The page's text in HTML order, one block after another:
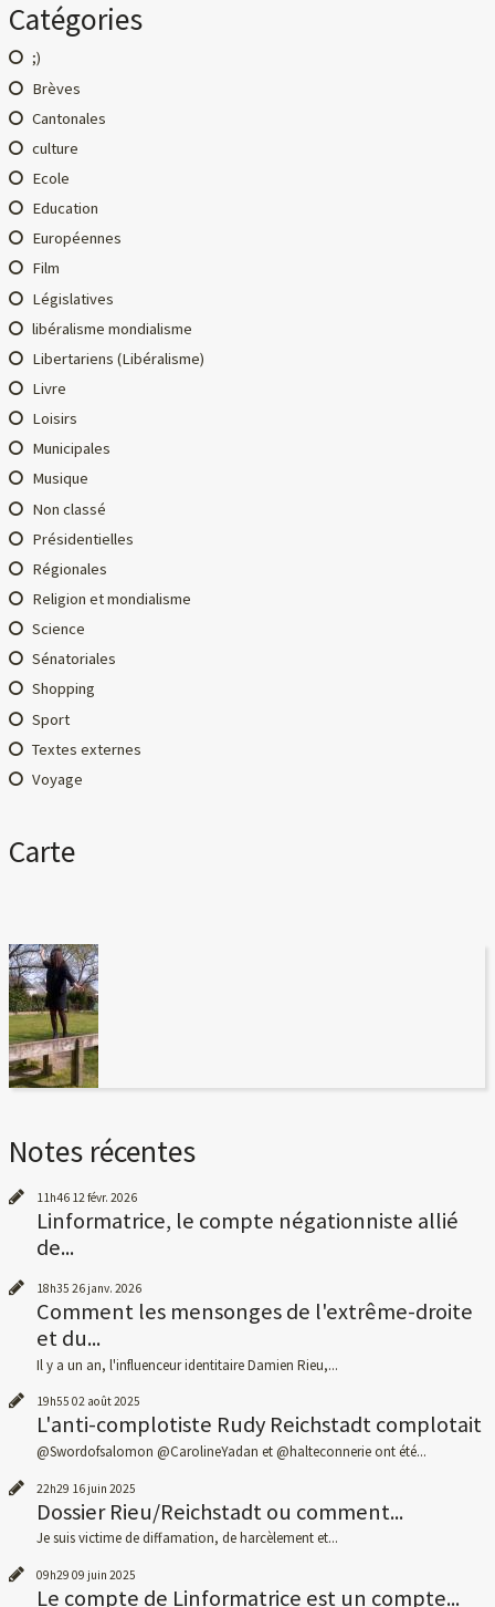
Catégories
;)
Brèves
Cantonales
culture
Ecole
Education
Européennes
Film
Législatives
libéralisme mondialisme
Libertariens (Libéralisme)
Livre
Loisirs
Municipales
Musique
Non classé
Présidentielles
Régionales
Religion et mondialisme
Science
Sénatoriales
Shopping
Sport
Textes externes
Voyage
Carte
Notes récentes
11h46 12févr. 2026
Linformatrice, le compte négationniste allié
de...
18h35 26 janv. 2026
Comment les mensonges de l'extrême-droite
et du...
Il y a un an, l'influenceur identitaire Damien Rieu,...
19h55 02 août 2025
L'anti-complotiste Rudy Reichstadt complotait
@Swordofsalomon @CarolineYadan et @halteconnerie ont été...
22h29 16 juin 2025
Dossier Rieu/Reichstadt ou comment...
Je suis victime de diffamation, de harcèlement et...
09h29 09 juin 2025
Le compte de Linformatrice est un compte...